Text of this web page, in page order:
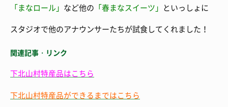
「まなロール」 など他の 「春まなスイーツ」 といっしょに
スタジオで他のアナウンサーたちが試食してくれました！
関連記事・リンク
下北山村特産品はこちら
下北山村特産品ができるまではこちら